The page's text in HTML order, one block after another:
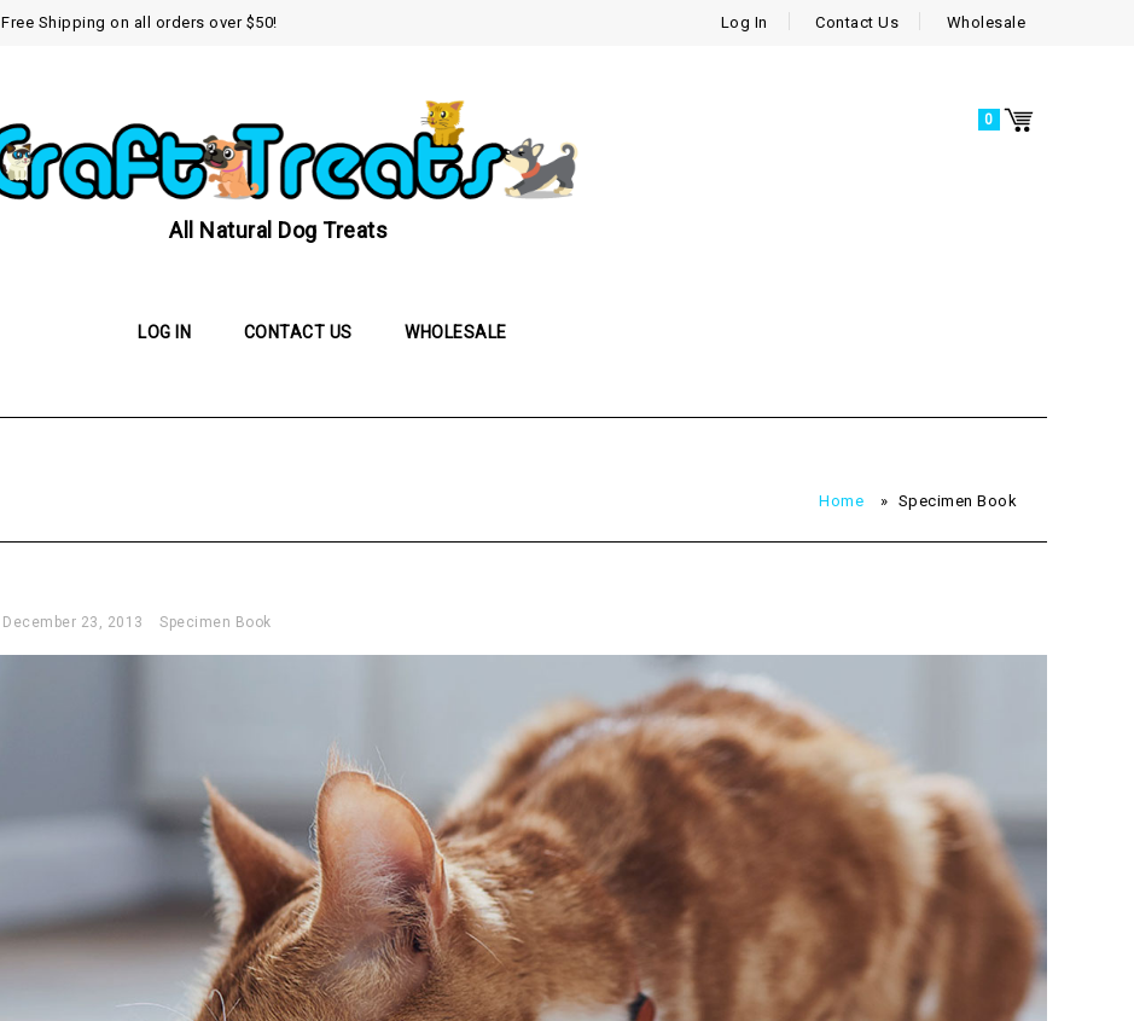
Log In Contact Us Wholesale
Free Shipping on all orders over $50!
All Natural Dog Treats
0
LOG IN CONTACT US WHOLESALE
Home » Specimen Book
December 23, 2013 Specimen Book